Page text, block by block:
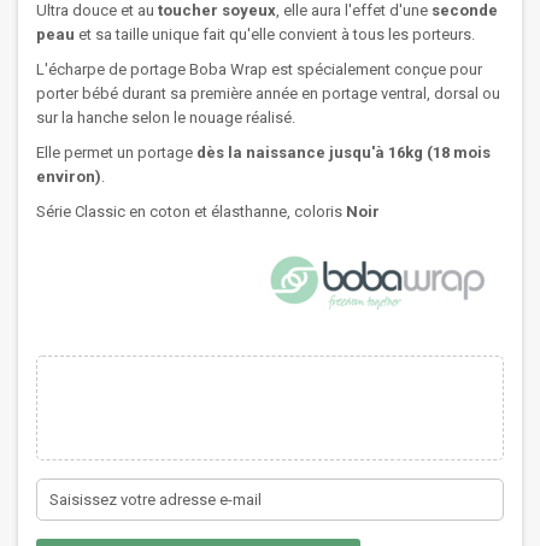
Ultra douce et au toucher soyeux, elle aura l'effet d'une seconde
peau et sa taille unique fait qu'elle convient à tous les porteurs.
L'écharpe de portage Boba Wrap est spécialement conçue pour
porter bébé durant sa première année en portage ventral, dorsal ou
sur la hanche selon le nouage réalisé.
Elle permet un portage dès la naissance jusqu'à 16kg (18 mois
environ).
Série Classic en coton et élasthanne, coloris Noir